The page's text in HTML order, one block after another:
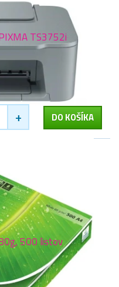
TS3752i
+ DO KOŠÍKA
500 listov